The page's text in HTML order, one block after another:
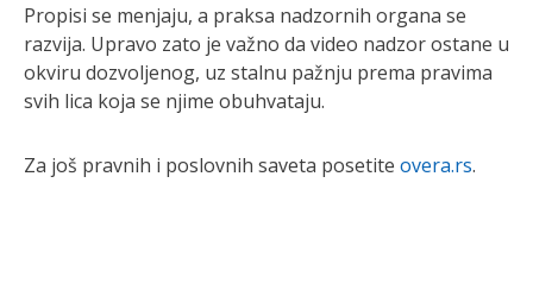
Propisi se menjaju, a praksa nadzornih organa se
razvija. Upravo zato je važno da video nadzor ostane u
okviru dozvoljenog, uz stalnu pažnju prema pravima
svih lica koja se njime obuhvataju.
Za još pravnih i poslovnih saveta posetite overa.rs.